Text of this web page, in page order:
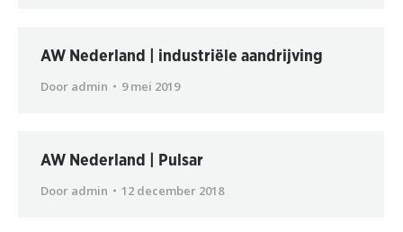
AW Nederland | industriële aandrijving
Door admin 9 mei 2019
AW Nederland | Pulsar
Door admin 12 december 2018